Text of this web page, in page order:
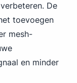
De
toevoegen
mesh-
en minder